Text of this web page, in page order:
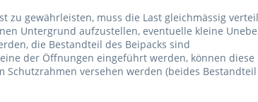
zu gewährleisten, muss die Last gleichmässig
Untergrund aufzustellen, eventuelle kleine
die Bestandteil des Beipacks sind
der Öffnungen eingeführt werden, können
versehen werden (beides Bestandteil